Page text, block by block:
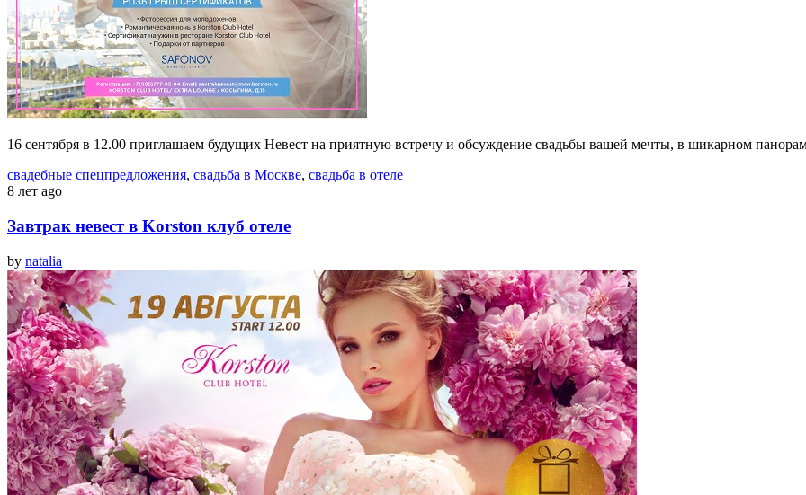
16 сентября в 12.00 приглашаем будущих Невест на приятную встречу и обсуждение свадьбы вашей мечты, в шикарном
свадебные спецпредложения, свадьба в Москве, свадьба в отеле
8 лет ago
Завтрак невест в Korston клуб отеле
by natalia